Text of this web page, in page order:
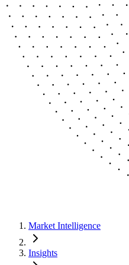
Market Intelligence
Insights